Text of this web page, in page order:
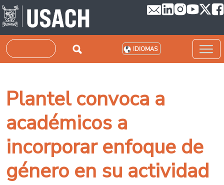
Pasar al contenido principal
Buscar IDIOMAS
Plantel convoca a
académicos a
incorporar enfoque de
género en su actividad